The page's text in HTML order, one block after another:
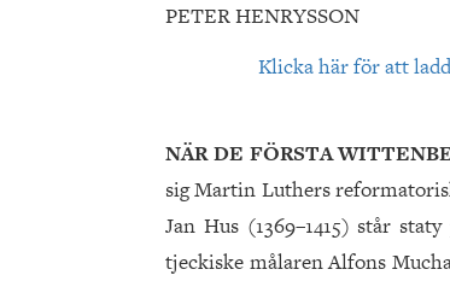
PETER HENRYSSON
Klicka här för att
NÄR DE FÖRSTA
sig Martin Luthers
Jan Hus (1369–1415) står
tjeckiske målaren Alfons